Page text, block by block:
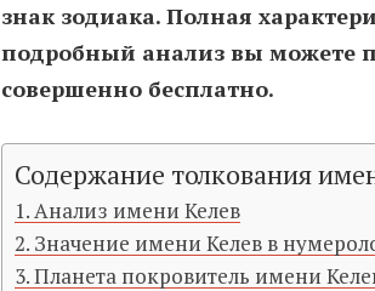
знак зодиака. Полная
подробный анализ вы можете
совершенно бесплатно.
Содержание толкования
Анализ имени Келев
Значение имени Келев в
Планета покровитель имени